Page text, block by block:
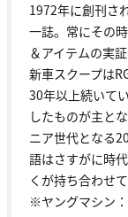
1972年に創刊さ
一誌。常にその
＆アイテムの実
新車スクープは
30年以上続いて
したものが主と
ニア世代となる
語はさすがに時
くが持ち合わせ
※ヤングマシン：